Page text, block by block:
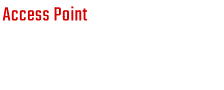
Point